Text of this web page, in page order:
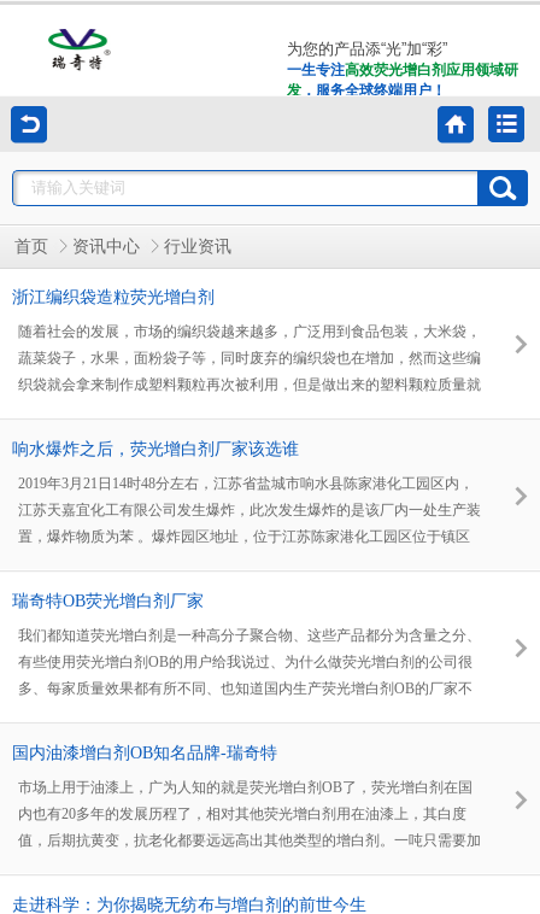
为您的产品添“光”加“彩”
一生专注高效荧光增白剂应用领域研
发 ，服务全球终端用户！
首页 资讯中心 行业资讯
浙江编织袋造粒荧光增白剂
随着社会的发展，市场的编织袋越来越多，广泛用到食品包装，大米袋，
蔬菜袋子，水果，面粉袋子等，同时废弃的编织袋也在增加，然而这些编
织袋就会拿来制作成塑料颗粒再次被利用，但是做出来的塑料颗粒质量就
量，而在市场中有着一款造粒专用的荧光增白剂RQT-B-3的产品，应用到
可。
响水爆炸之后，荧光增白剂厂家该选谁
2019年3月21日14时48分左右，江苏省盐城市响水县陈家港化工园区内，
江苏天嘉宜化工有限公司发生爆炸，此次发生爆炸的是该厂内一处生产装
置，爆炸物质为苯 。爆炸园区地址，位于江苏陈家港化工园区位于镇区
其中一所幼儿园离事发现场直线距离仅1.1千米，爆炸已经导致部分孩子
人死亡。
瑞奇特OB荧光增白剂厂家
我们都知道荧光增白剂是一种高分子聚合物、这些产品都分为含量之分、
有些使用荧光增白剂OB的用户给我说过、为什么做荧光增白剂的公司很
多、每家质量效果都有所不同、也知道国内生产荧光增白剂OB的厂家不
国内油漆增白剂OB知名品牌-瑞奇特
市场上用于油漆上，广为人知的就是荧光增白剂OB了，荧光增白剂在国
内也有20多年的发展历程了，相对其他荧光增白剂用在油漆上，其白度
值，后期抗黄变，抗老化都要远远高出其他类型的增白剂。一吨只需要加
性、增亮性上都有很大的提升，瑞奇特让用户用的放心，客户用的满意一
走进科学：为你揭晓无纺布与增白剂的前世今生